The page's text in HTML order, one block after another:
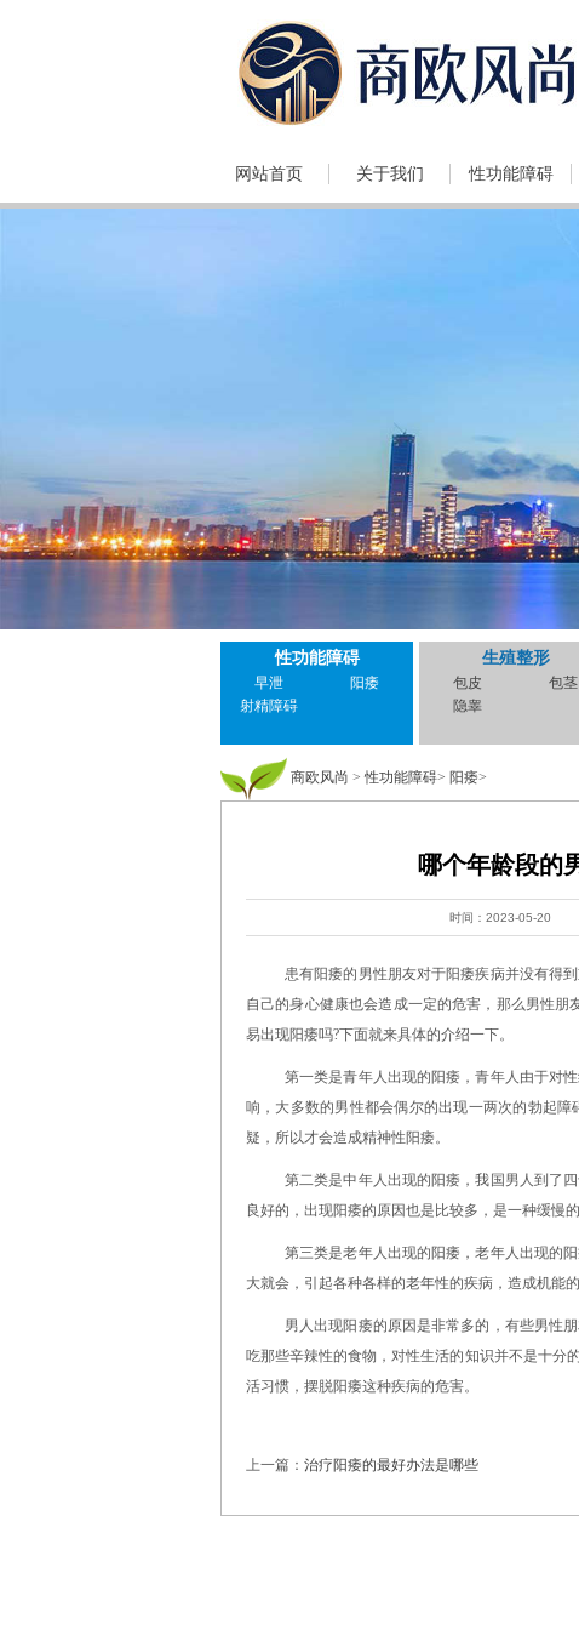
网站首页 关于我们 性功能障碍
性功能障碍
早泄
阳痿
射精障碍
生殖整形
包皮
包茎
隐睾
商欧风尚 >性功能障碍> 阳痿>
哪个年龄段的
时间：2023-05-20
患有阳痿的男性朋友对于阳痿疾病并没有得
自己的身心健康也会造成一定的危害，那么男性
易出现阳痿吗?下面就来具体的介绍一下。
第一类是青年人出现的阳痿，青年人由于对
响，大多数的男性都会偶尔的出现一两次的勃起
疑，所以才会造成精神性阳痿。
第二类是中年人出现的阳痿，我国男人到了
良好的，出现阳痿的原因也是比较多，是一种缓慢
第三类是老年人出现的阳痿，老年人出现的
大就会，引起各种各样的老年性的疾病，造成机能
男人出现阳痿的原因是非常多的，有些男性
吃那些辛辣性的食物，对性生活的知识并不是十分
活习惯，摆脱阳痿这种疾病的危害。
上一篇： 治疗阳痿的最好办法是哪些